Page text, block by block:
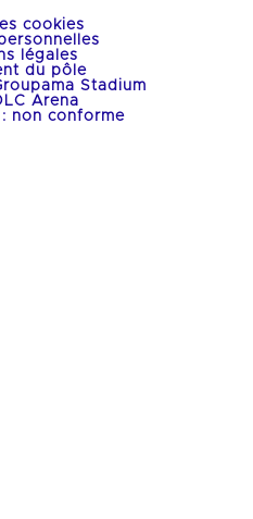
cookies
légales
du pôle
Stadium
Arena
non conforme